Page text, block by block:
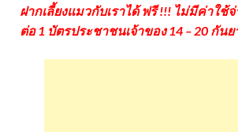
ฝากเลี้ยงแมวกับเราได้ ฟรี !!! ไม่มีค่าใช้
ต่อ 1 บัตรประชาชนเจ้าของ 14 – 20 กัน